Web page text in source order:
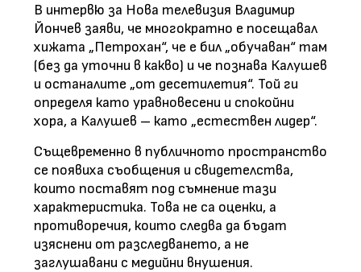
В интервю за Нова телевизия Владимир
Йончев заяви, че многократно е посещавал
хижата „Петрохан“, че е бил „обучаван“ там
(без да уточни в какво) и че познава Калушев
и останалите „от десетилетия“. Той ги
определя като уравновесени и спокойни
хора, а Калушев – като „естествен лидер“.
Същевременно в публичното пространство
се появиха съобщения и свидетелства,
които поставят под съмнение тази
характеристика. Това не са оценки, а
противоречия, които следва да бъдат
изяснени от разследването, а не
заглушавани с медийни внушения.